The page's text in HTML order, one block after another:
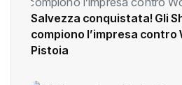
Salvezza conquistata! Gli
compiono l’impresa contro
Pistoia